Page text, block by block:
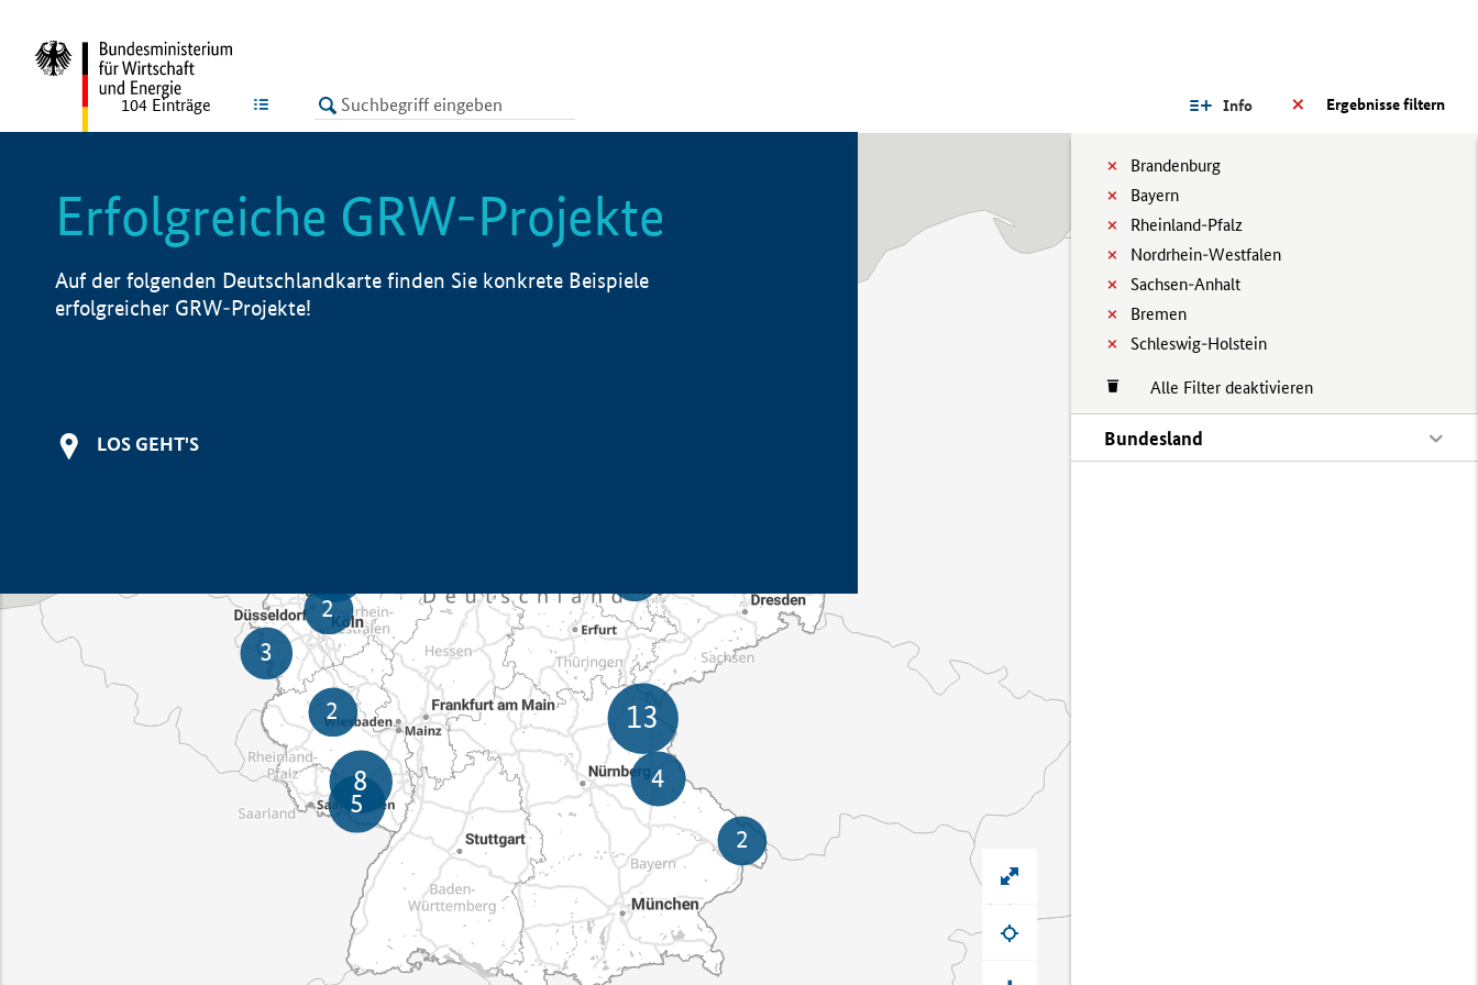
LISTE Ergebnisse filtern
Info
Brandenburg
Bayern
Rheinland-Pfalz
Nordrhein-Westfalen
Sachsen-Anhalt
Bremen
Schleswig-Holstein
Alle Filter deaktivieren
Bundesland
104 Einträge
Erfolgreiche GRW-Projekte
Auf der folgenden Deutschlandkarte finden Sie konkrete Beispiele
erfolgreicher GRW-Projekte!
LOS GEHT'S